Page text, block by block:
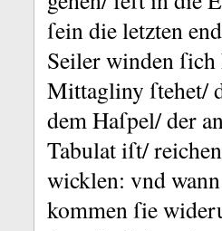
ſein die letzten
Seiler winden
Mittagliny ſtehet/
dem Haſpel/ der
Tabulat iſt/
wicklen: vnd
kommen ſie